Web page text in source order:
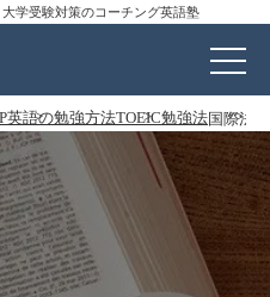
学受験対策のコーチング英語塾
英語の勉強方法TOEIC勉強法国際法